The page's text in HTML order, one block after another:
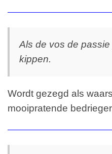
Als de vos de
kippen.
Wordt gezegd als
mooipratende